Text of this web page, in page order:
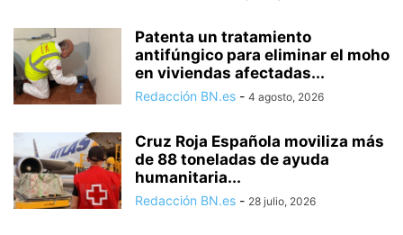
Patenta un tratamiento
antifúngico para eliminar el moho
en viviendas afectadas...
Redacción BN.es - 4 agosto, 2026
Cruz Roja Española moviliza más
de 88 toneladas de ayuda
humanitaria...
Redacción BN.es - 28 julio, 2026